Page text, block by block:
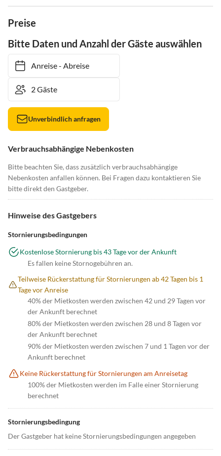
Preise
Bitte Daten und Anzahl der Gäste auswählen
Anreise- Abreise
Unverbindlich anfragen
Verbrauchsabhängige Nebenkosten
Bitte beachten Sie, dass zusätzlich verbrauchsabhängige
Nebenkosten anfallen können. Bei Fragen dazu kontaktieren Sie
bitte direkt den Gastgeber.
Hinweise des Gastgebers
Stornierungsbedingungen
Kostenlose Stornierung bis 43 Tage vor der Ankunft
Es fallen keine Stornogebühren an.
Teilweise Rückerstattung für Stornierungen ab 42 Tagen bis 1
Tage vor Anreise
40% der Mietkosten werden zwischen 42 und 29 Tagen vor
der Ankunft berechnet
80% der Mietkosten werden zwischen 28 und 8 Tagen vor
der Ankunft berechnet
90% der Mietkosten werden zwischen 7 und 1 Tagen vor der
Ankunft berechnet
Keine Rückerstattung für Stornierungen am Anreisetag
100% der Mietkosten werden im Falle einer Stornierung
berechnet
Stornierungsbedingung
Der Gastgeber hat keine Stornierungsbedingungen angegeben